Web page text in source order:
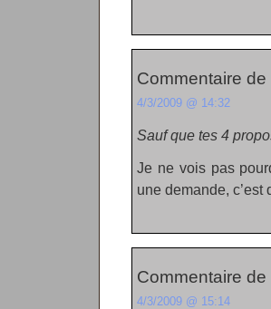
Commentaire de
4/3/2009 @ 14:32
Sauf que tes 4
Je ne vois pas
une demande, c’est
Commentaire de
4/3/2009 @ 15:14